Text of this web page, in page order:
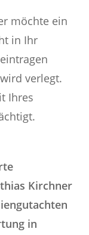
möchte ein
in Ihr
verlegt.
Ihres
Kirchner
in